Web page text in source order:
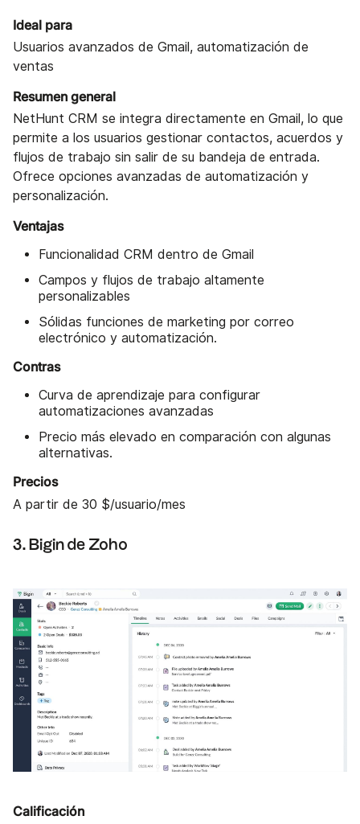
Ideal para
Usuarios avanzados de Gmail, automatización de
ventas
Resumen general
NetHunt CRM se integra directamente en Gmail, lo que
permite a los usuarios gestionar contactos, acuerdos y
flujos de trabajo sin salir de su bandeja de entrada.
Ofrece opciones avanzadas de automatización y
personalización.
Ventajas
Funcionalidad CRM dentro de Gmail
Campos y flujos de trabajo altamente
personalizables
Sólidas funciones de marketing por correo
electrónico y automatización.
Contras
Curva de aprendizaje para configurar
automatizaciones avanzadas
Precio más elevado en comparación con algunas
alternativas.
Precios
A partir de 30 $/usuario/mes
3. Bigin de Zoho
Calificación